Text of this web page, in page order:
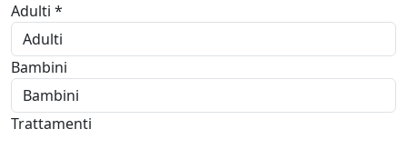
Adulti *
Bambini
Trattamenti